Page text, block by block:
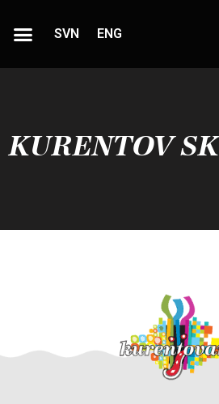
SVN ENG
KURENTOV